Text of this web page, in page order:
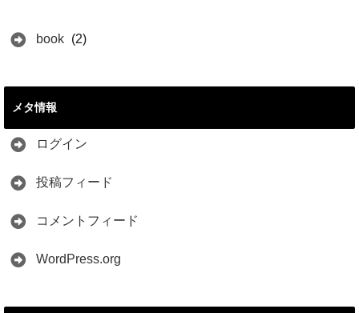
book (2)
メタ情報
ログイン
投稿フィード
コメントフィード
WordPress.org